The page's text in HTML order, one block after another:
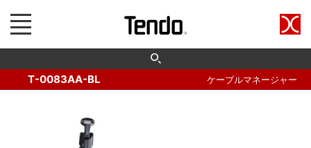
T-0083AA-BL ケーブルマネージャー